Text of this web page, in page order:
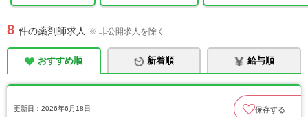
8 件の薬剤師求人 ※ 非公開求人を除く
おすすめ順 新着順 給与順
更新日：2026年6月18日 保存する